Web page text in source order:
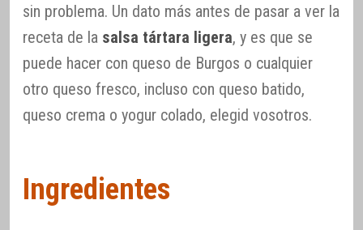
sin problema. Un dato más antes de pasar a ver la
receta de la salsa tártara ligera, y es que se
puede hacer con queso de Burgos o cualquier
otro queso fresco, incluso con queso batido,
queso crema o yogur colado, elegid vosotros.
Ingredientes